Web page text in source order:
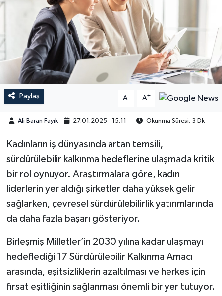
Paylaş A- A+
Ali Baran Fayık 27.01.2025 - 15:11 Okunma Süresi: 3 Dk
Kadınların iş dünyasında artan temsili,
sürdürülebilir kalkınma hedeflerine ulaşmada kritik
bir rol oynuyor. Araştırmalara göre, kadın
liderlerin yer aldığı şirketler daha yüksek gelir
sağlarken, çevresel sürdürülebilirlik yatırımlarında
da daha fazla başarı gösteriyor.
Birleşmiş Milletler’in 2030 yılına kadar ulaşmayı
hedeflediği 17 Sürdürülebilir Kalkınma Amacı
arasında, eşitsizliklerin azaltılması ve herkes için
fırsat eşitliğinin sağlanması önemli bir yer tutuyor.